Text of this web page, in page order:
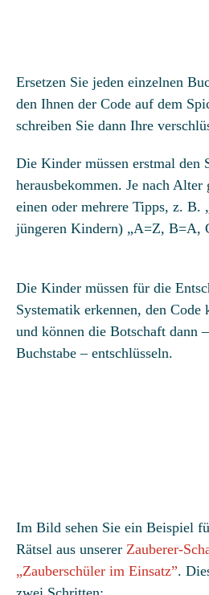
Ersetzen Sie jeden einzelnen
den Ihnen der Code auf dem
schreiben Sie dann Ihre
Die Kinder müssen erstmal den
herausbekommen. Je nach Alter
einen oder mehrere Tipps, z. B.
jüngeren Kindern) „A=Z, B=A,
Die Kinder müssen für die
Systematik erkennen, den Code
und können die Botschaft dann
Buchstabe – entschlüsseln.
Im Bild sehen Sie ein Beispiel
Rätsel aus unserer Zauberer-
„Zauberschüler im Einsatz”.